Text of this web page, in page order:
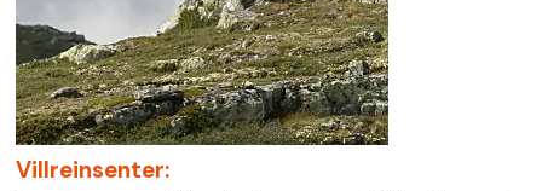
Villreinsenter: